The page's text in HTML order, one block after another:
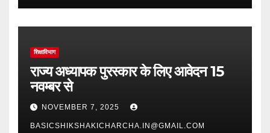
शिक्षाविभाग
राज्य अध्यापक पुरस्कार के लिए आवेदन 15
नवम्बर से
NOVEMBER 7, 2025
BASICSHIKSHAKICHARCHA.IN@GMAIL.COM